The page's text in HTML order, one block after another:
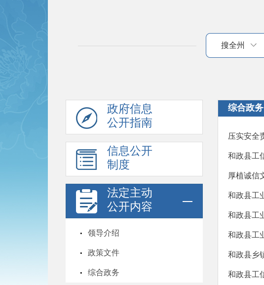
搜全州
政府信息
公开指南
信息公开
制度
法定主动
公开内容
领导介绍
政策文件
综合政务
综合政务
压实安全
和政县工
厚植诚信
和政县工
和政县工
和政县乡
和政县工